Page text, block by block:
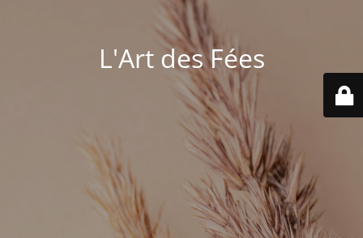
L'Art des Fées